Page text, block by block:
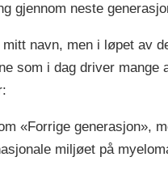
gjennom neste
navn, men i løpet av
som i dag driver
«Forrige generasjon»,
miljøet på